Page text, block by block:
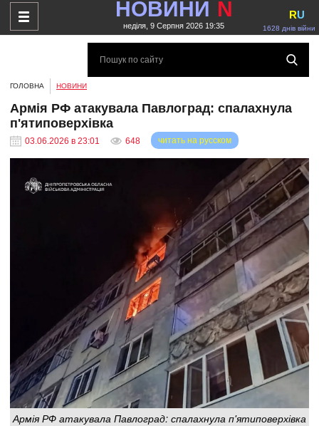
НОВИНИ N
неділя, 9 Серпня 2026 19:35 1628 днів війни
RU
ГОЛОВНА НОВИНИ
Армія РФ атакувала Павлоград: спалахнула
п'ятиповерхівка
03.06.2026 в 23:01 648 читать на русском
Армія РФ атакувала Павлоград: спалахнула п'ятиповерхівка